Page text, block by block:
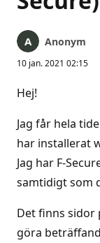
Anonym
10 jan. 2021 02:15
Hej!
Jag får hela
har installerat
Jag har F-
samtidigt som
Det finns sidor
göra